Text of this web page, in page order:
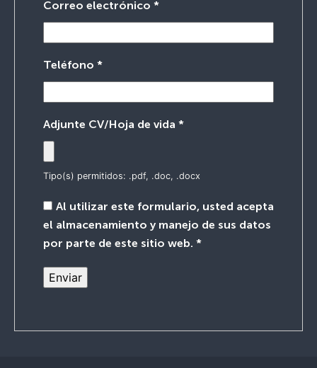
Correo electrónico *
Teléfono *
Adjunte CV/Hoja de vida *
Tipo(s) permitidos: .pdf, .doc, .docx
Al utilizar este formulario, usted acepta
el almacenamiento y manejo de sus datos
por parte de este sitio web. *